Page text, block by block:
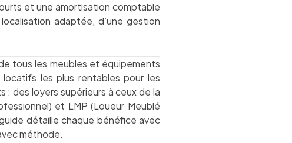
et une amortisation comptable
adaptée, d’une gestion
tous les meubles et équipements
locatifs les plus rentables pour les
: des loyers supérieurs à ceux de la
et LMP (Loueur Meublé
détaille chaque bénéfice avec
méthode.